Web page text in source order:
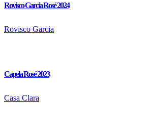
Rovisco Garcia Rosé 2024
Rovisco Garcia
Capela Rosé 2023
Casa Clara